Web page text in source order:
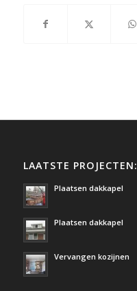
LAATSTE PROJECTEN:
Plaatsen dakkapel
Plaatsen dakkapel
Vervangen kozijnen